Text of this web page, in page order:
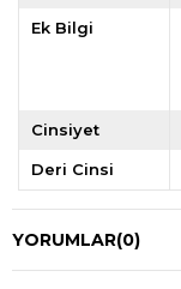
Ek Bilgi
Cinsiyet
Deri Cinsi
YORUMLAR(0)